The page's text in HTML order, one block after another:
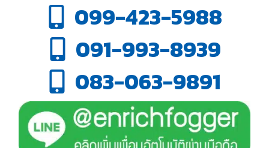
099-423-5988
091-993-8939
083-063-9891